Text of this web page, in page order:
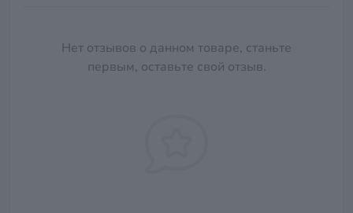
Нет отзывов о данном товаре, станьте
первым, оставьте свой отзыв.